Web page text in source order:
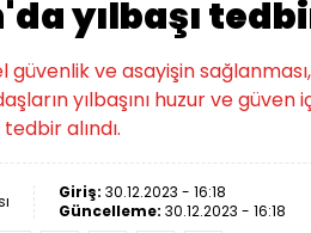
yılbaşı
güvenlik ve asayişin
yılbaşını huzur ve
alındı.
Giriş: 30.12.2023 - 16:18
Güncelleme: 30.12.2023 - 16:18